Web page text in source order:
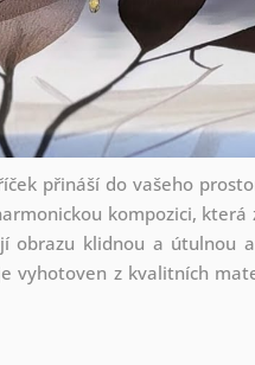
přináší do vašeho
kompozici,
obrazu klidnou a útulnou
vyhotoven z kvalitních